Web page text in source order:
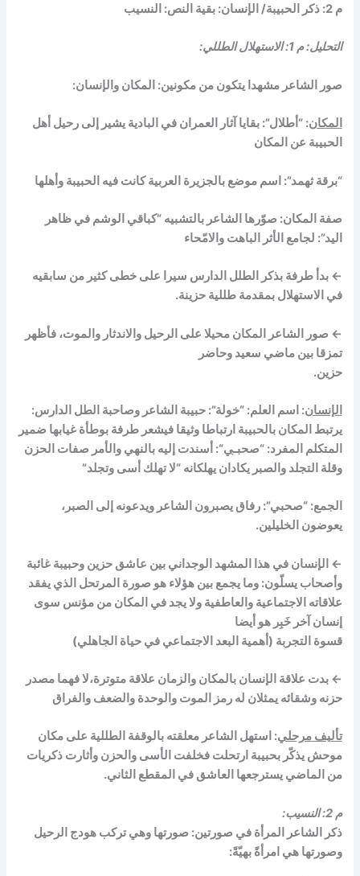
م 2: ذكر الحبيبة/ الإنسان: بقية النص: النسيب
التحليل: م 1: الاستهلال الطللي:
صور الشاعر مشهدا يتكون من مكونين: المكان والإنسان:
المكان: “أطلال”: بقايا آثار العمران في البادية يشير إلى رحيل أهل
الحبيبة عن المكان
“برقة ثهمد”: اسم موضع بالجزيرة العربية كانت فيه الحبيبة وأهلها
صفة المكان: صوّرها الشاعر بالتشبيه “كباقي الوشم في ظاهر
اليد”: لجامع الأثر الباهت والامّحاء
← بدأ طرفة بذكر الطلل الدارس سيرا على خطى كثير من سابقيه
في الاستهلال بمقدمة طللية حزينة.
← صور الشاعر المكان محيلا على الرحيل والاندثار والموت، فأظهر
تمزقا بين ماضي سعيد وحاضر
حزين.
الإنسان: اسم العلم: “خولة”: حبيبة الشاعر وصاحبة الطل الدارس:
يرتبط المكان بالحبيبة ارتباطا وثيقا فيشعر طرفة بوطأة غيابها ضمير
المتكلم المفرد: “صحبـي“: أسندت إليه بالنهي والأمر صفات الحزن
وقلة التجلد والصبر يكادان يهلكانه “لا تهلك أسى وتجلد”
الجمع: “صحبي”: رفاق يصبرون الشاعر ويدعونه إلى الصبر،
يعوضون الخليلين.
← الإنسان في هذا المشهد الوجداني بين عاشق حزين وحبيبة غائبة
وأصحاب يسلّون: وما يجمع بين هؤلاء هو صورة المرتحل الذي يفقد
علاقاته الاجتماعية والعاطفية ولا يجد في المكان من مؤنس سوى
إنسان آخر خَبِر هو أيضا
قسوة التجربة (أهمية البعد الاجتماعي في حياة الجاهلي)
← بدت علاقة الإنسان بالمكان والزمان علاقة متوترة،لا فهما مصدر
حزنه وشقائه يمثلان له رمز الموت والوحدة والضعف والفراق
تأليف مرحلي: استهل الشاعر معلقته بالوقفة الطللية على مكان
موحش يذكّر بحبيبة ارتحلت فخلفت الأسى والحزن وأثارت ذكريات
من الماضي يسترجعها العاشق في المقطع الثاني.
م 2: النسيب:
ذكر الشاعر المرأة في صورتين: صورتها وهي تركب هودج الرحيل
وصورتها هي امرأةً بهيّةً: